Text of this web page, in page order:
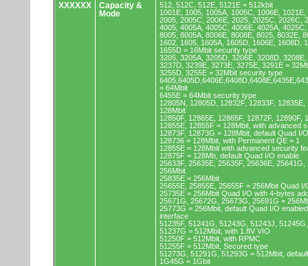
XXXXXX
Capacity &
Mode
512, 512C, 512E, 5121E = 512kbit
1001E, 1005, 1005A, 1005C, 1006E,
2005, 2005C, 2006E, 2025, 2025C, 2026C,
4005, 4005A, 4005C, 4006E, 4025A,
8005, 8005A, 8006E, 8008E, 8025, 8032E,
1602, 1605, 1605A, 1605D, 1606E, 1608D,
1655D = 16Mbit security type
3205, 3205A, 3205D, 3206E, 3208D,
3237D, 3239E, 3273E, 3275E, 3291E =
3255D, 3255E = 32Mbit security type
= 64Mbit
6455E = 64Mbit security type
12805N, 12805D, 12832F, 12833F,
128Mbit
12850F, 12865E, 12865F, 12872F, 12890F,
12855E, 12855F = 128Mbit, with advanced
12873F, 12873G = 128Mbit, default Quad I/
128736 = 128Mbit, with Permanent QE = 1
12855E = 128Mbit with advanced security
12875F = 128Mb, default Quad I/O enable
25633F, 25635E, 25635F, 25636E,
256Mbit
25835E = 256Mbit
25655E, 25855E, 25655F = 256Mbit Quad
25735E = 256Mbit Quad I/O with 4-bytes
25671G, 25672G, 25673G, 25691G =
25773G = 256Mbit, default Quad I/O
interface
51235F, 51241G, 51243G, 51243J,
51237G = 512Mbit, with 1.8V VIO
51250F = 512Mbit, with RPMC
51255F = 512Mbit, Secured type
51273G, 51291G, 51293G = 512Mbit,
1G45G = 1Gbit